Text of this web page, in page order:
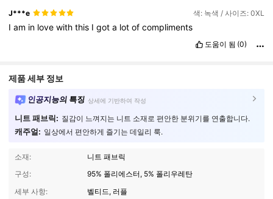
J***e 색: 녹색 / 사이즈: 0XL
Iam in lovewiththis Igota lotofcompliments
도움이 됨 (0)
제품 세부 정보
인공지능의 특징 상세에 기반하여 작성
니트 패브릭: 질감이 느껴지는 니트 소재로 편안한 분위기를 연출합니다.
캐주얼: 일상에서 편안하게 즐기는 데일리 룩.
소재:
니트 패브릭
구성:
95% 폴리에스터, 5% 폴리우레탄
세부 사항:
벨티드, 러플